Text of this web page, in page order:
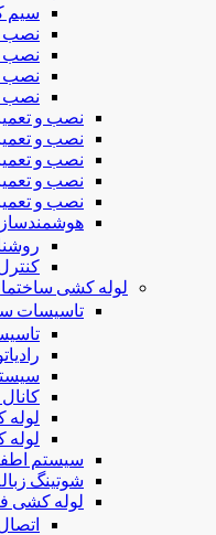
سیم
نصب
نصب
نصب
نصب
نصب و
نصب و
نصب و
نصب و
نصب و
لوله کشی
تاسیسات
لوله
لوله
سیستم
شوتینگ
لوله كشی